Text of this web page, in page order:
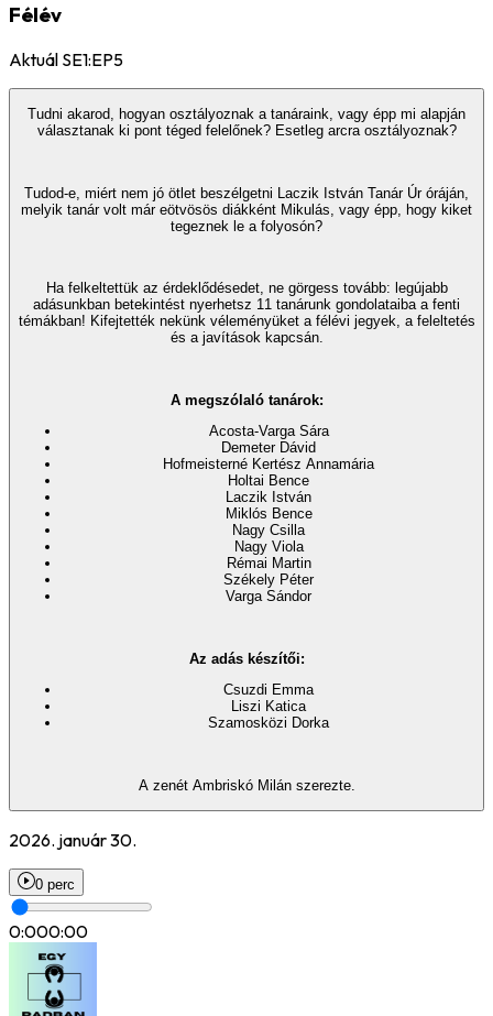
Félév
Aktuál SE1:EP5
Tudni akarod, hogyan osztályoznak a tanáraink, vagy épp mi alapján
választanak ki pont téged felelőnek? Esetleg arcra osztályoznak?
Tudod-e, miért nem jó ötlet beszélgetni Laczik István Tanár Úr óráján,
melyik tanár volt már eötvösös diákként Mikulás, vagy épp, hogy kiket
tegeznek le a folyosón?
Ha felkeltettük az érdeklődésedet, ne görgess tovább: legújabb
adásunkban betekintést nyerhetsz 11 tanárunk gondolataiba a fenti
témákban! Kifejtették nekünk véleményüket a félévi jegyek, a feleltetés
és a javítások kapcsán.
A megszólaló tanárok:
Acosta-Varga Sára
Demeter Dávid
Hofmeisterné Kertész Annamária
Holtai Bence
Laczik István
Miklós Bence
Nagy Csilla
Nagy Viola
Rémai Martin
Székely Péter
Varga Sándor
Az adás készítői:
Csuzdi Emma
Liszi Katica
Szamosközi Dorka
A zenét Ambriskó Milán szerezte.
2026. január 30.
0 perc
0:000:00